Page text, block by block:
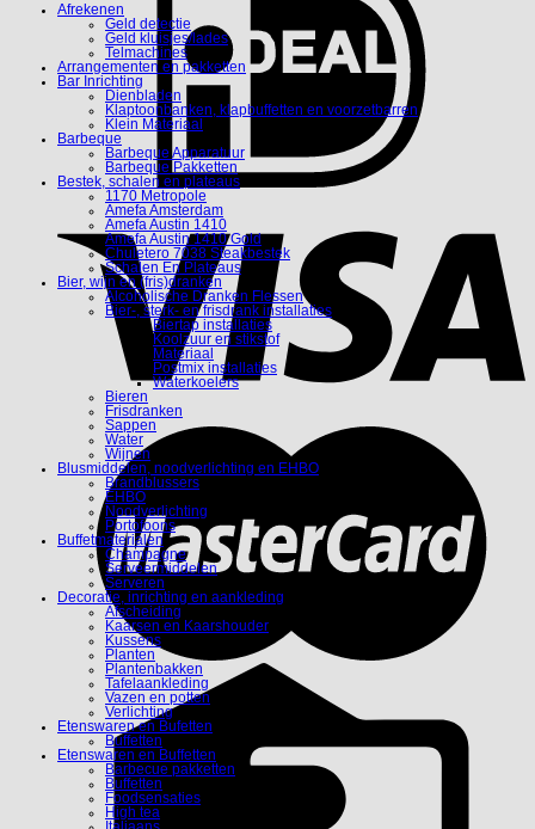
Afrekenen
Geld detectie
Geld kluisjes/lades
Telmachines
Arrangementen en pakketten
Bar Inrichting
Dienbladen
Klaptoonbanken, klapbuffetten en voorzetbarren
Klein Materiaal
Barbeque
Barbeque Apparatuur
Barbeque Pakketten
Bestek, schalen en plateaus
1170 Metropole
Amefa Amsterdam
Amefa Austin 1410
Amefa Austin 1410 Gold
Chuletero 7038 Steakbestek
Schalen En Plateaus
Bier, wijn en (fris)dranken
Alcoholische Dranken Flessen
Bier-, sterk- en frisdrank installaties
Biertap installaties
Koolzuur en stikstof
Materiaal
Postmix installaties
Waterkoelers
Bieren
Frisdranken
Sappen
Water
Wijnen
Blusmiddelen, noodverlichting en EHBO
Brandblussers
EHBO
Noodverlichting
Portofoons
Buffetmaterialen
Champagne
Serveermiddelen
Serveren
Decoratie, inrichting en aankleding
Afscheiding
Kaarsen en Kaarshouder
Kussens
Planten
Plantenbakken
Tafelaankleding
Vazen en potten
Verlichting
Etenswaren en Bufetten
Buffetten
Etenswaren en Buffetten
Barbecue pakketten
Buffetten
Foodsensaties
High tea